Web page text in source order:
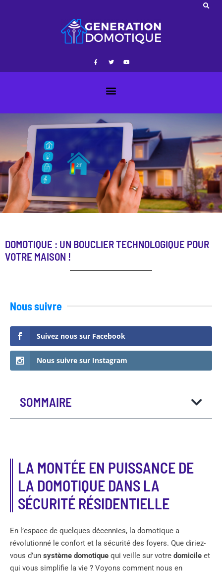
DOMOTIQUE : UN BOUCLIER TECHNOLOGIQUE POUR
VOTRE MAISON !
Nous suivre
Suivez nous sur Facebook
Nous suivre sur Instagram
SOMMAIRE
LA MONTÉE EN PUISSANCE DE
LA DOMOTIQUE DANS LA
SÉCURITÉ RÉSIDENTIELLE
En l’espace de quelques décennies, la domotique a
révolutionné le confort et la sécurité des foyers. Que diriez-
vous d’un système domotique qui veille sur votre domicile et
qui vous simplifie la vie ? Voyons comment nous en